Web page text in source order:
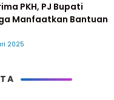
PKH, PJ Bupati
Manfaatkan Bantuan
2025